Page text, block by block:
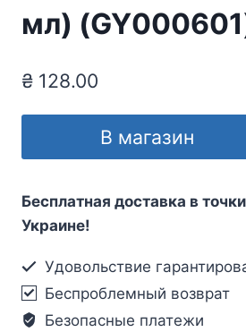
мл)
₴ 128.00
В магазин
Бесплатная доставка в
Украине!
Удовольствие
Беспроблемный возврат
Безопасные платежи